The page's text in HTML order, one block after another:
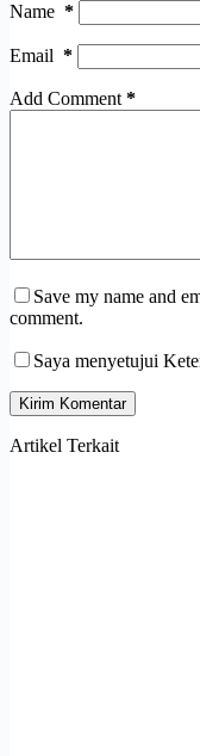
Name *
Email *
Add Comment *
Save my name and
comment.
Saya menyetujui
Kirim Komentar
Artikel Terkait